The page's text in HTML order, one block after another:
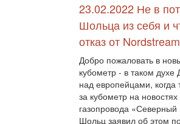
23.02.2022 Не в
Шольца из себя и
отказ от
Добро пожаловать в
кубометр - в таком
над европейцами,
за кубометр на
газопровода
Шольц заявил об этом